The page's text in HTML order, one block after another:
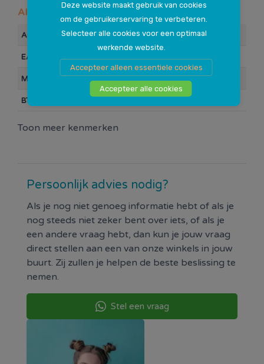
Deze website maakt gebruik van cookies
om de gebruikerservaring te verbeteren.
Selecteer alle cookies voor een optimaal
werkende website.
Accepteer alleen essentiele cookies
Accepteer alle cookies
Algemeen
Artikelnummer 106623
EAN Barcode 0000071450
Merk Q-link
BTW
Toon meer kenmerken
Persoonlijk advies nodig?
Als je nog niet genoeg informatie hebt of als je
nog steeds niet zeker bent over iets, of als je
een andere vraag hebt, dan kun je jouw vraag
direct stellen aan een van onze winkels in jouw
buurt. Zij zullen je helpen de beste beslissing te
nemen.
Stel een vraag